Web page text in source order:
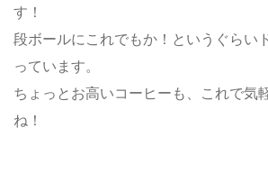
す！
段ボールにこれでもか！というぐらい
っています。
ちょっとお高いコーヒーも、これで気
ね！